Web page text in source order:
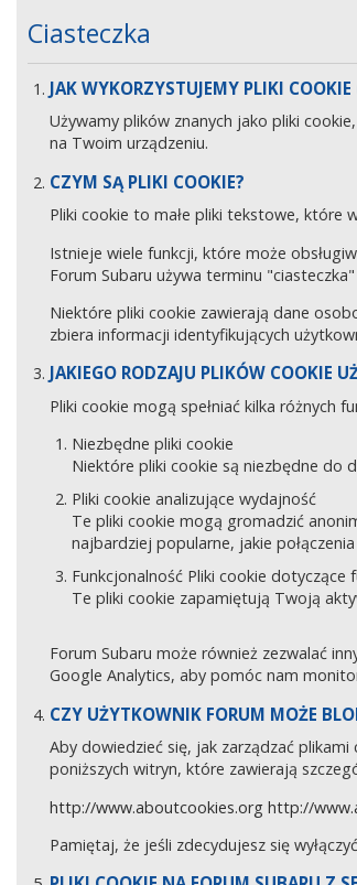
Ciasteczka
JAK WYKORZYSTUJEMY PLIKI
Używamy plików znanych jako pliki
na Twoim urządzeniu.
CZYM SĄ PLIKI COOKIE?
Pliki cookie to małe pliki tekstowe, które
Istnieje wiele funkcji, które może
Forum Subaru używa terminu
Niektóre pliki cookie zawierają dane
zbiera informacji identyfikujących
JAKIEGO RODZAJU PLIKÓW COOKIE
Pliki cookie mogą spełniać kilka różnych
Niezbędne pliki cookie
Niektóre pliki cookie są niezbędne do
Pliki cookie analizujące wydajność
Te pliki cookie mogą gromadzić
najbardziej popularne, jakie
Funkcjonalność Pliki cookie dotyczące
Te pliki cookie zapamiętują Twoją
Forum Subaru może również zezwalać
Google Analytics, aby pomóc nam
CZY UŻYTKOWNIK FORUM MOŻE
Aby dowiedzieć się, jak zarządzać
poniższych witryn, które zawierają
http://www.aboutcookies.org http://
Pamiętaj, że jeśli zdecydujesz się